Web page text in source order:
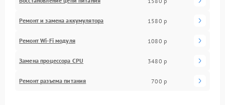
Ремонт и замена аккумулятора 1580 р
Ремонт Wi-Fi модуля 1080 р
Замена процессора CPU 3480 р
Ремонт разъема питания 700 р